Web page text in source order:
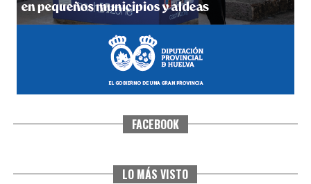
CUARTA CORRIDA DE LAS FIESTAS COLOMBINAS
FACEBOOK
LO MÁS VISTO